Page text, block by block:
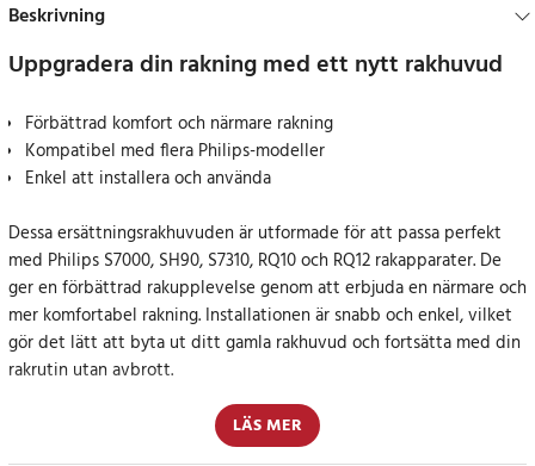
Beskrivning
Uppgradera din rakning med ett nytt rakhuvud
Förbättrad komfort och närmare rakning
Kompatibel med flera Philips-modeller
Enkel att installera och använda
Dessa ersättningsrakhuvuden är utformade för att passa perfekt
med Philips S7000, SH90, S7310, RQ10 och RQ12 rakapparater. De
ger en förbättrad rakupplevelse genom att erbjuda en närmare och
mer komfortabel rakning. Installationen är snabb och enkel, vilket
gör det lätt att byta ut ditt gamla rakhuvud och fortsätta med din
rakrutin utan avbrott.
Optimal prestanda för din rakapparat
LÄS MER